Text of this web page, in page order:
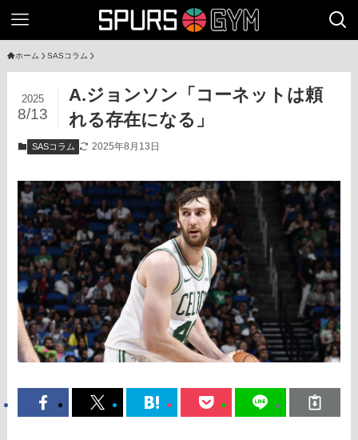
ホーム SASコラム
A.ジョンソン「コーネットは頼
れる存在になる」
2025
8/13
SASコラム 2025年8月13日